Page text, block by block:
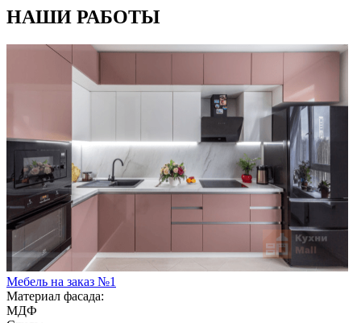
НАШИ РАБОТЫ
Мебель на заказ №1
Материал фасада:
МДФ